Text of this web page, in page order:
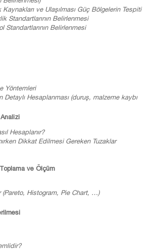
Kaynakları ve Ulaşılması Güç Bölgelerin Tespiti
Standartlarının Belirlenmesi
Standartlarının Belirlenmesi
Yöntemleri
Detaylı Hesaplanması (duruş, malzeme kaybı
Analizi
Hesaplanır?
Dikkat Edilmesi Gereken Tuzaklar
ve Ölçüm
(Pareto, Histogram, PieChart, …)